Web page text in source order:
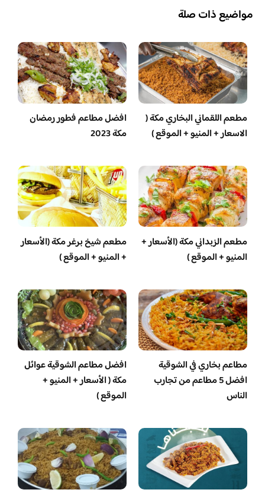
مواضيع ذات صلة
مطعم اللقماني البخاري مكة (
الاسعار + المنيو + الموقع )
افضل مطاعم فطور رمضان
مكة 2023
مطعم الزبداني مكة (الأسعار +
المنيو + الموقع )
مطعم شيخ برغر مكة (الأسعار
+ المنيو + الموقع )
مطاعم بخاري في الشوقية
افضل 5 مطاعم من تجارب
الناس
افضل مطاعم الشوقية عوائل
مكة ( الأسعار + المنيو +
الموقع )